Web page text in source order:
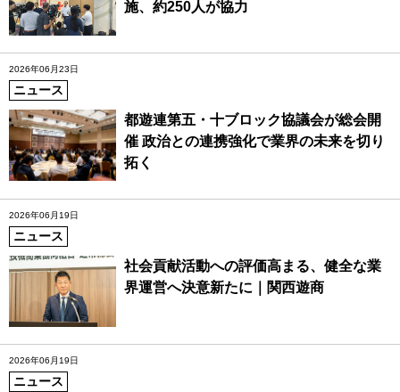
施、約250人が協力
2026年06月23日
ニュース
都遊連第五・十ブロック協議会が総会開
催 政治との連携強化で業界の未来を切り
拓く
2026年06月19日
ニュース
社会貢献活動への評価高まる、健全な業
界運営へ決意新たに｜関西遊商
2026年06月19日
ニュース